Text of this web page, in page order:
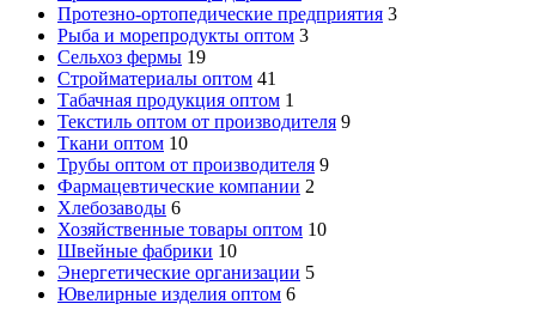
Протезно-ортопедические предприятия 3
Рыба и морепродукты оптом 3
Сельхоз фермы 19
Стройматериалы оптом 41
Табачная продукция оптом 1
Текстиль оптом от производителя 9
Ткани оптом 10
Трубы оптом от производителя 9
Фармацевтические компании 2
Хлебозаводы 6
Хозяйственные товары оптом 10
Швейные фабрики 10
Энергетические организации 5
Ювелирные изделия оптом 6